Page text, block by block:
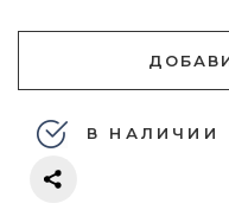
В НАЛИЧИИ